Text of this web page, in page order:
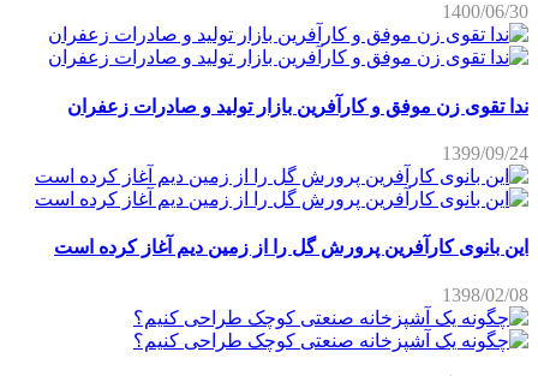
1400/06/30
ندا تقوی زن موفق و کارآفرین بازار تولید و صادرات زعفران
1399/09/24
این بانوی کارآفرین پرورش گل را از زمین دیم آغاز کرده است
1398/02/08